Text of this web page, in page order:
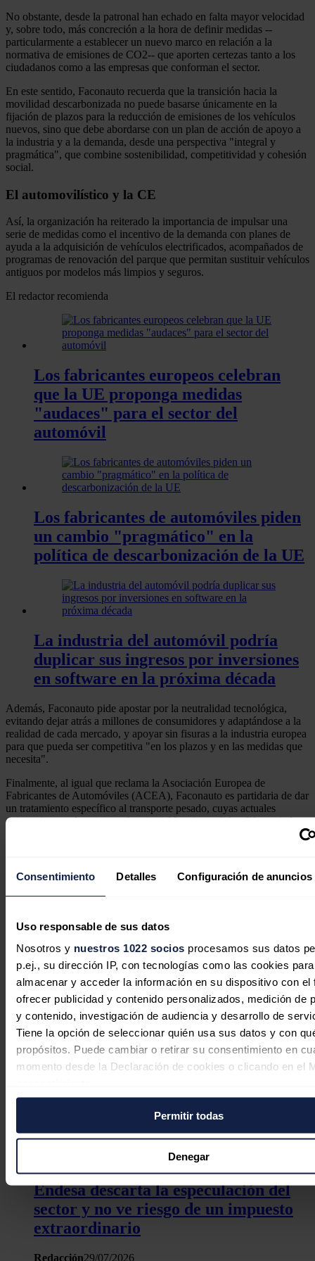
Consentimiento Detalles Configuración de anuncios
Uso responsable de sus datos
Nosotros y nuestros 1022 socios procesamos sus datos
p.ej., su dirección IP, con tecnologías como las cookies para
almacenar y acceder la información en su dispositivo con el
ofrecer publicidad y contenido personalizados, medición de
y contenido, investigación de audiencia y desarrollo de
Tiene la opción de seleccionar quién usa sus datos y con
propósitos. Puede cambiar o retirar su consentimiento en
momento desde la Declaración de cookies o clicando en el
Si lo permite, también quisiéramos:
Recopilar información sobre su ubicación geográfica
puede tener una precisión de varios metros
Identificar su dispositivo analizándolo activamente
características específicas (huellas digitales)
Obtenga más información sobre cómo se procesan sus
personales y establezca sus preferencias en la
Puede cambiar o retirar su consentimiento en cualquier
la Declaración de cookies.
Permitir todas
Denegar
No obstante, desde la patronal han echado en falta mayor velocidad
y, sobre todo, más concreción a la hora de definir medidas --
particularmente a establecer un nuevo marco en relación a la
normativa de emisiones de CO2-- que aporten certezas tanto a los
ciudadanos como a las empresas que conforman el sector.
En este sentido, Faconauto recuerda que la transición hacia la
movilidad descarbonizada no puede basarse únicamente en la
fijación de plazos para la reducción de emisiones de los vehículos
nuevos, sino que debe abordarse con un plan de acción de apoyo a
la industria y a la demanda, desde una perspectiva "integral y
pragmática", que combine sostenibilidad, competitividad y cohesión
social.
El automovilístico y la CE
Así, la organización ha reiterado la importancia de impulsar una
serie de medidas como el incentivo de la demanda con planes de
ayuda a la adquisición de vehículos electrificados, acompañados de
programas de renovación del parque que permitan sustituir vehículos
antiguos por modelos más limpios y seguros.
El redactor recomienda
Los fabricantes europeos celebran
que la UE proponga medidas
"audaces" para el sector del
automóvil
Los fabricantes de automóviles piden
un cambio "pragmático" en la
política de descarbonización de la UE
La industria del automóvil podría
duplicar sus ingresos por inversiones
en software en la próxima década
Además, Faconauto pide apostar por la neutralidad tecnológica,
evitando dejar atrás a millones de consumidores y adaptándose a la
realidad de cada mercado, y apoyar sin fisuras a la industria europea
para que pueda ser competitiva "en los plazos y en las medidas que
necesita".
Finalmente, al igual que reclama la Asociación Europea de
Fabricantes de Automóviles (ACEA), Faconauto es partidaria de dar
un tratamiento específico al transporte pesado, cuyas actuales
exigencias regulatorias resultan inviables sin medidas diferenciadas.
EEUU exportó en mayo combustible
por 24 millones de dólares al sector
privado cubano
Endesa descarta la especulación del
sector y no ve riesgo de un impuesto
extraordinario
Redacción29/07/2026